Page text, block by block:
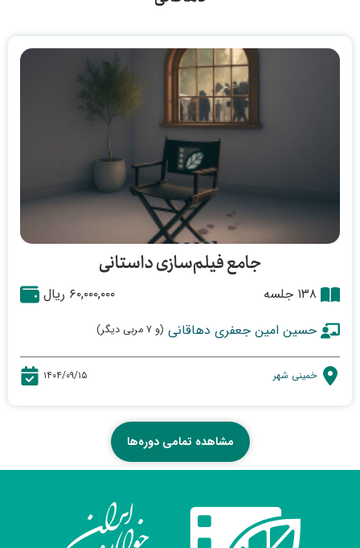
جامع فیلم‌سازی داستانی
۱۳۸ جلسه
۶۰,۰۰۰,۰۰۰ ریال
حسین امین جعفری دهاقانی (و ۷ مربی دیگر)
خمینی شهر ۱۴۰۴/۰۹/۱۵
مشاهده تمامی دوره‌ها